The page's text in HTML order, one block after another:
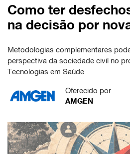
Como ter
na decisão por
Metodologias complementares
perspectiva da sociedade civil no
Tecnologias em Saúde
Oferecido por
AMGEN